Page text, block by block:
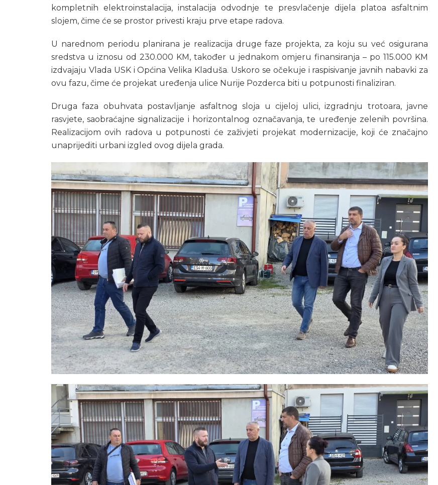
kompletnih elektroinstalacija, instalacija odvodnje te presvlačenje dijela platoa asfaltnim
slojem, čime će se prostor privesti kraju prve etape radova.
U narednom periodu planirana je realizacija druge faze projekta, za koju su već osigurana
sredstva u iznosu od 230.000 KM, također u jednakom omjeru finansiranja – po 115.000 KM
izdvajaju Vlada USK i Općina Velika Kladuša. Uskoro se očekuje i raspisivanje javnih nabavki za
ovu fazu, čime će projekat uređenja ulice Nurije Pozderca biti u potpunosti finaliziran.
Druga faza obuhvata postavljanje asfaltnog sloja u cijeloj ulici, izgradnju trotoara, javne
rasvjete, saobraćajne signalizacije i horizontalnog označavanja, te uređenje zelenih površina.
Realizacijom ovih radova u potpunosti će zaživjeti projekat modernizacije, koji će značajno
unaprijediti urbani izgled ovog dijela grada.